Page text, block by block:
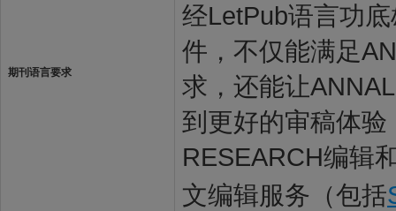
期刊语言要求
经LetPub语言功
件，不仅能满足
求，还能让
到更好的审稿体
RESEARCH编辑
文编辑服务（包括